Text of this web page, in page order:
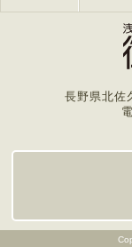
長野県北佐